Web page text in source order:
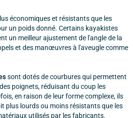
économiques et résistants que les
un poids donné. Certains kayakistes
un meilleur ajustement de l'angle de la
et des manœuvres à l'aveugle comme
sont dotés de courbures qui permettent
poignets, réduisant du coup les
en raison de leur forme complexe, ils
plus lourds ou moins résistants que les
utilisés par les fabricants.